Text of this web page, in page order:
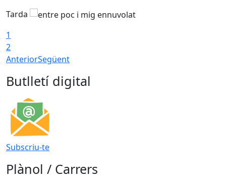
Tarda
1
2
AnteriorSegüent
Butlletí digital
Subscriu-te
Plànol / Carrers